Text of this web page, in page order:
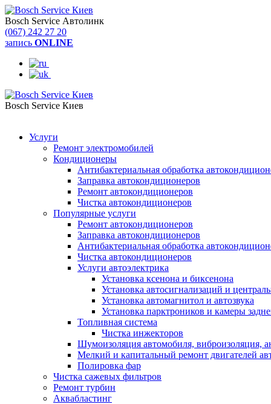
Bosch Service Автолинк
(067) 242 27 20
запись ONLINE
Bosch Service Киев
Услуги
Ремонт электромобилей
Кондиционеры
Антибактериальная обработка
Заправка автокондиционеров
Ремонт автокондиционеров
Чистка автокондиционеров
Популярные услуги
Ремонт автокондиционеров
Заправка автокондиционеров
Антибактериальная обработка
Чистка автокондиционеров
Услуги автоэлектрика
Установка ксенона и биксенона
Установка автосигнализаций и
Установка автомагнитол и автозвука
Установка парктроников и камеры
Топливная система
Чистка инжекторов
Шумоизоляция автомобиля, виброизоляция,
Мелкий и капитальный ремонт двигателей
Полировка фар
Чистка сажевых фильтров
Ремонт турбин
Аквабластинг